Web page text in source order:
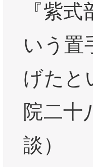
『紫
いう置
げたと
院二十
談）